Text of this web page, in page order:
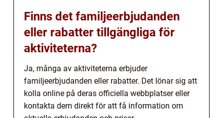
Finns det familjeerbjudanden
eller rabatter tillgängliga för
aktiviteterna?
Ja, många av aktiviteterna erbjuder
familjeerbjudanden eller rabatter. Det lönar sig att
kolla online på deras officiella webbplatser eller
kontakta dem direkt för att få information om